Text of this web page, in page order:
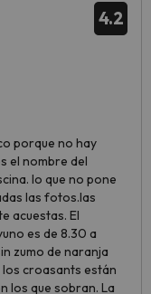
4.2
porque no hay
el nombre del
lo que no pone
las fotos.las
acuestas. El
es de 8.30 a
zumo de naranja
croasants están
los que sobran. La